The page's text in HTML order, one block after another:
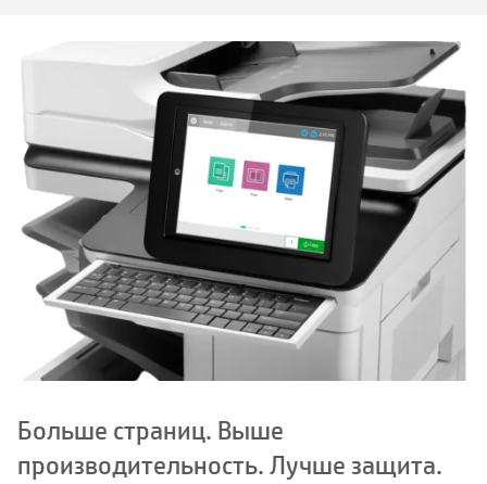
Больше страниц. Выше
производительность. Лучше защита.